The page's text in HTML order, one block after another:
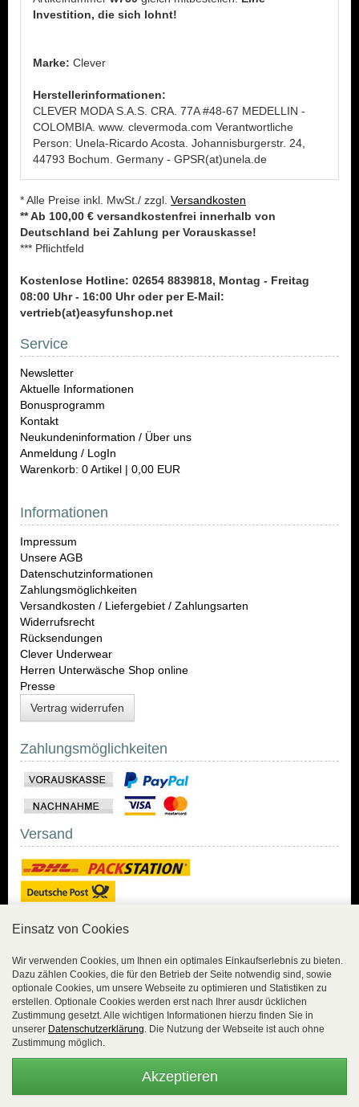
Investition, die sich lohnt!
Marke: Clever
Herstellerinformationen:
CLEVER MODA S.A.S. CRA. 77A #48-67 MEDELLIN -
COLOMBIA. www. clevermoda.com Verantwortliche
Person: Unela-Ricardo Acosta. Johannisburgerstr. 24,
44793 Bochum. Germany - GPSR(at)unela.de
* Alle Preise inkl. MwSt./ zzgl. Versandkosten
** Ab 100,00 € versandkostenfrei innerhalb von
Deutschland bei Zahlung per Vorauskasse!
*** Pflichtfeld
Kostenlose Hotline: 02654 8839818, Montag - Freitag
08:00 Uhr - 16:00 Uhr oder per E-Mail:
vertrieb(at)easyfunshop.net
Service
Newsletter
Aktuelle Informationen
Bonusprogramm
Kontakt
Neukundeninformation / Über uns
Anmeldung / LogIn
Warenkorb: 0 Artikel | 0,00 EUR
Informationen
Impressum
Unsere AGB
Datenschutzinformationen
Zahlungsmöglichkeiten
Versandkosten / Liefergebiet / Zahlungsarten
Widerrufsrecht
Rücksendungen
Clever Underwear
Herren Unterwäsche Shop online
Presse
Vertrag widerrufen
Zahlungsmöglichkeiten
Versand
Sicher Einkaufen mit
Trusted Shops und
Geld-zurück-Garantie.
lückenlos verschlüsselt
übertragen.
Die Shop-Server sind PCI-zertifiziert.
Einsatz von Cookies
Wir verwenden Cookies, um Ihnen ein optimales Einkaufserlebnis zu bieten.
Dazu zählen Cookies, die für den Betrieb der Seite notwendig sind, sowie
optionale Cookies, um unsere Webseite zu optimieren und Statistiken zu
erstellen. Optionale Cookies werden erst nach Ihrer ausdr ücklichen
Zustimmung gesetzt. Alle wichtigen Informationen hierzu finden Sie in
unserer Datenschutzerklärung. Die Nutzung der Webseite ist auch ohne
Zustimmung möglich.
Akzeptieren